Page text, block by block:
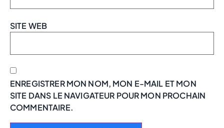
SITE WEB
ENREGISTRER MON NOM, MON E-MAIL ET MON
SITE DANS LE NAVIGATEUR POUR MON PROCHAIN
COMMENTAIRE.